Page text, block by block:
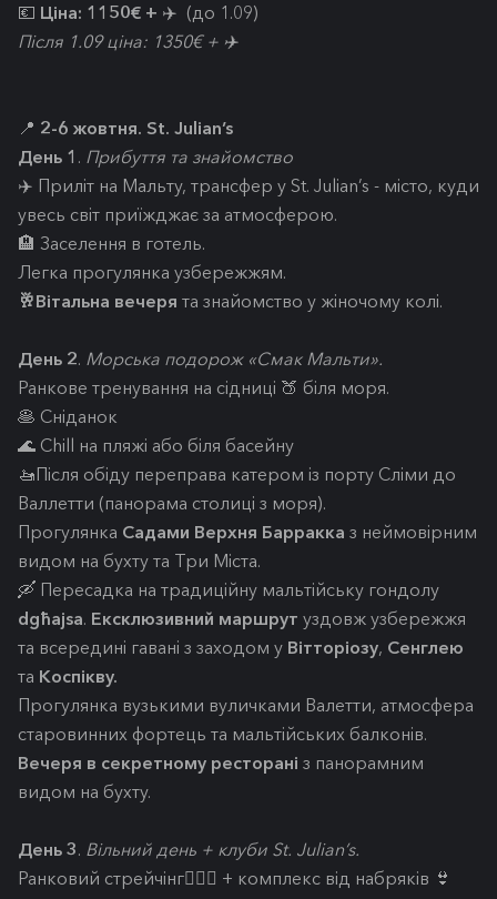
💶 Ціна: 1150€ + ✈️ (до 1.09)
Після 1.09 ціна: 1350€ + ✈️
📍 2-6 жовтня. St. Julian’s
День 1 . Прибуття та знайомство
✈️ Приліт на Мальту, трансфер у St. Julian’s - місто, куди
увесь світ приїжджає за атмосферою.
🏨 Заселення в готель.
Легка прогулянка узбережжям.
🥂Вітальна вечеря та знайомство у жіночому колі.
День 2. Морська подорож «Смак Мальти».
Ранкове тренування на сідниці 🍑 біля моря.
🥞 Сніданок
🌊 Chill на пляжі або біля басейну
🚤Після обіду переправа катером із порту Сліми до
Валлетти (панорама столиці з моря).
Прогулянка Садами Верхня Барракка з неймовірним
видом на бухту та Три Міста.
🛶 Пересадка на традиційну мальтійську гондолу
dgħajsa. Ексклюзивний маршрут уздовж узбережжя
та всередині гавані з заходом у Вітторіозу, Сенглею
та Коспікву.
Прогулянка вузькими вуличками Валетти, атмосфера
старовинних фортець та мальтійських балконів.
Вечеря в секретному ресторані з панорамним
видом на бухту.
День 3. Вільний день + клуби St. Julian’s.
Ранковий стрейчінг🧘🏼‍♀️ + комплекс від набряків 👙